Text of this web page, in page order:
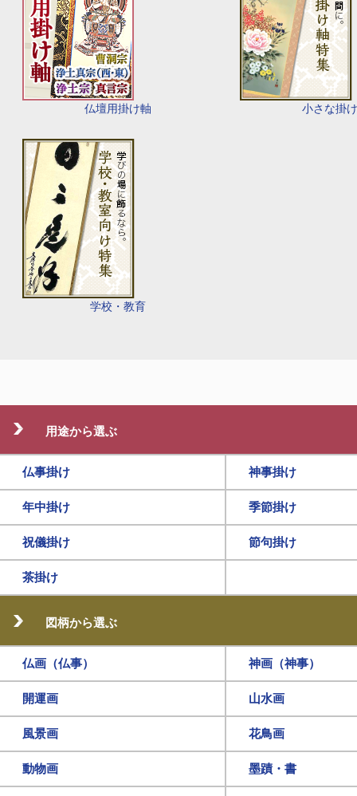
仏壇用掛け軸 小さな掛
学校・教育
用途から選ぶ
仏事掛け 神事掛け
年中掛け 季節掛け
祝儀掛け 節句掛け
茶掛け
図柄から選ぶ
仏画（仏事） 神画（神事）
開運画 山水画
風景画 花鳥画
動物画 墨蹟・書